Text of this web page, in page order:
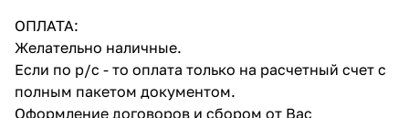
ОПЛАТА:
Желательно наличные.
Если по р/с - то оплата только на расчетный счет с
полным пакетом документом.
Оформление договоров и сбором от Вас